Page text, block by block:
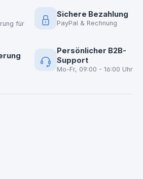
für
Sichere Bezahlung
PayPal & Rechnung
Persönlicher B2B-
Support
Mo-Fr, 09:00 - 16:00 Uhr